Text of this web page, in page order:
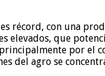
récord, con una
elevados, que
por
del agro se